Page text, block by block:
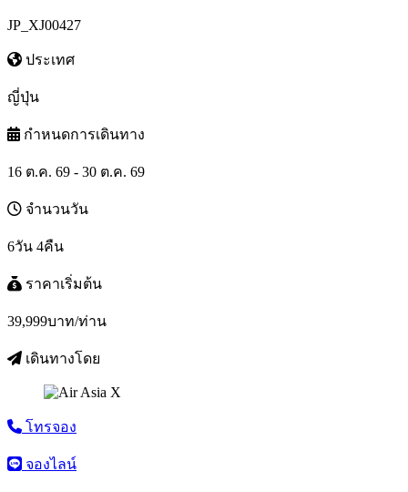
JP_XJ00427
ประเทศ
ญี่ปุ่น
กำหนดการเดินทาง
16 ต.ค. 69 - 30 ต.ค. 69
จำนวนวัน
6วัน 4คืน
ราคาเริ่มต้น
39,999บาท/ท่าน
เดินทางโดย
โทรจอง
จองไลน์